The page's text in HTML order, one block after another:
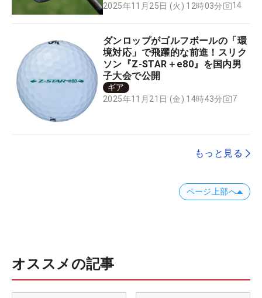
2025年11月25日 (火) 12時03分
14
ダンロップがゴルフボールの「環
境対応」で飛躍的な前進！スリク
ソン『Z-STAR＋e80』を国内男
子大会で公開
ギア
2025年11月21日 (金) 14時43分
7
もっと見る
ページ上部へ
オススメの記事